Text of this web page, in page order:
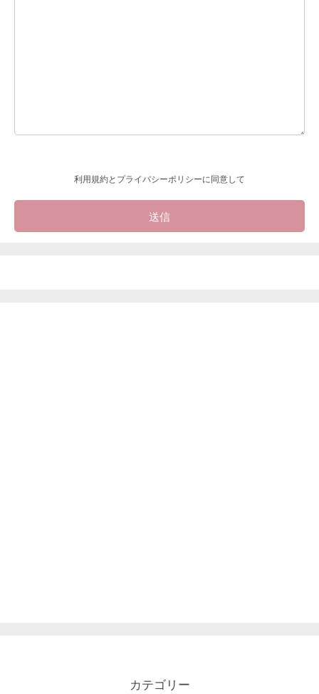
利用規約と プライバシーポリシーに同意して
カテゴリー